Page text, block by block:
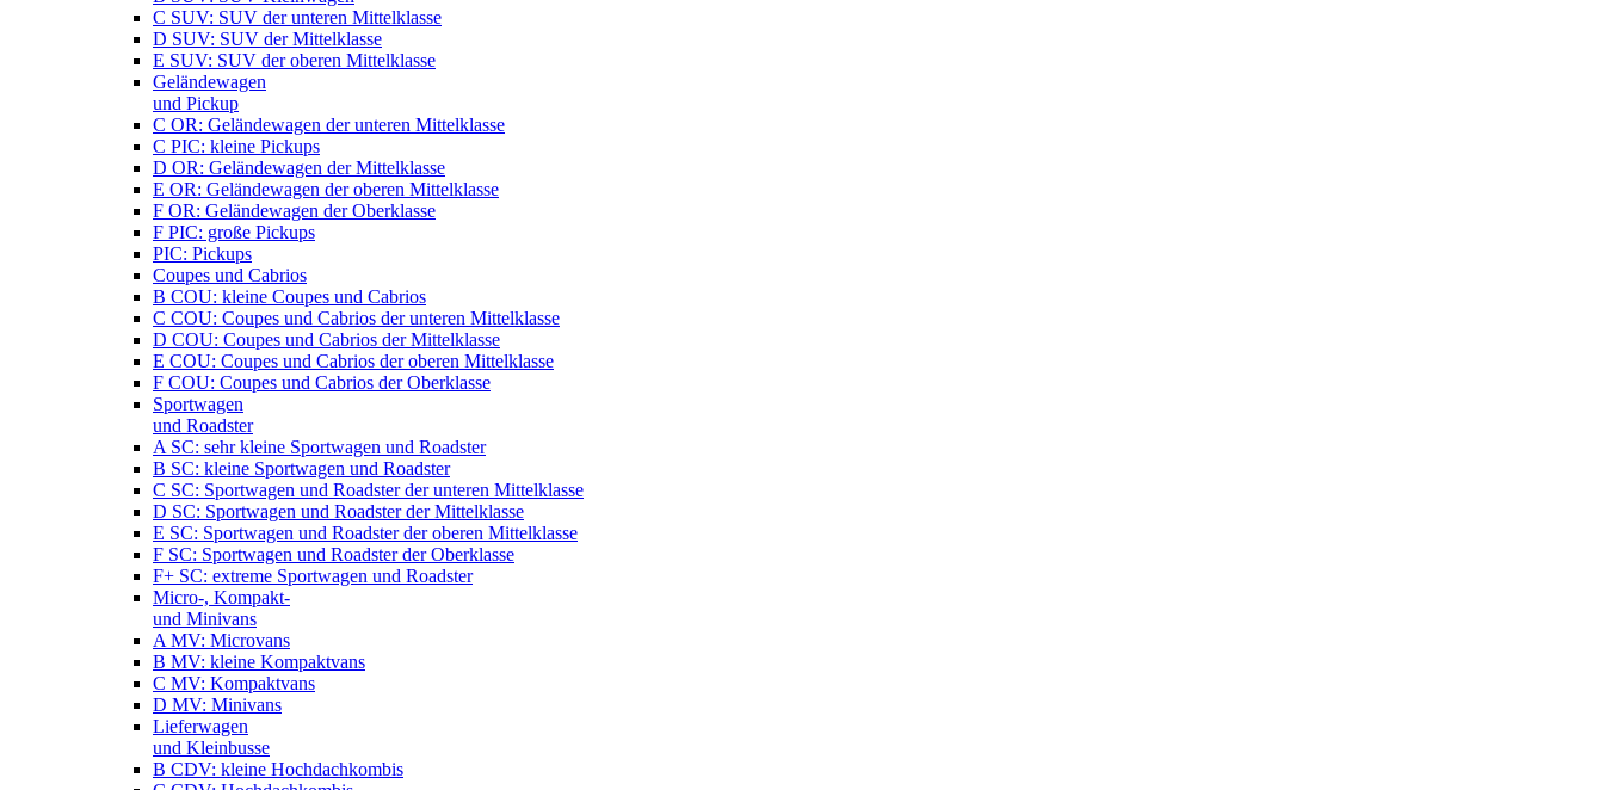
C SUV: SUV der unteren Mittelklasse
D SUV: SUV der Mittelklasse
E SUV: SUV der oberen Mittelklasse
Geländewagen
und Pickup
C OR: Geländewagen der unteren Mittelklasse
C PIC: kleine Pickups
D OR: Geländewagen der Mittelklasse
E OR: Geländewagen der oberen Mittelklasse
F OR: Geländewagen der Oberklasse
F PIC: große Pickups
PIC: Pickups
Coupes und Cabrios
B COU: kleine Coupes und Cabrios
C COU: Coupes und Cabrios der unteren Mittelklasse
D COU: Coupes und Cabrios der Mittelklasse
E COU: Coupes und Cabrios der oberen Mittelklasse
F COU: Coupes und Cabrios der Oberklasse
Sportwagen
und Roadster
A SC: sehr kleine Sportwagen und Roadster
B SC: kleine Sportwagen und Roadster
C SC: Sportwagen und Roadster der unteren Mittelklasse
D SC: Sportwagen und Roadster der Mittelklasse
E SC: Sportwagen und Roadster der oberen Mittelklasse
F SC: Sportwagen und Roadster der Oberklasse
F+ SC: extreme Sportwagen und Roadster
Micro-, Kompakt-
und Minivans
A MV: Microvans
B MV: kleine Kompaktvans
C MV: Kompaktvans
D MV: Minivans
Lieferwagen
und Kleinbusse
B CDV: kleine Hochdachkombis